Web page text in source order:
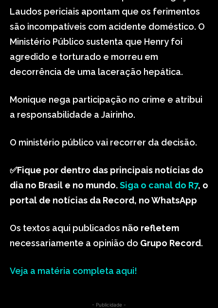
Laudos periciais apontam que os ferimentos
são incompatíveis com acidente doméstico. O
Ministério Público sustenta que Henry foi
agredido e torturado e morreu em
decorrência de uma laceração hepática.
Monique nega participação no crime e atribui
a responsabilidade a Jairinho.
O ministério público vai recorrer da decisão.
✅Fique por dentro das principais notícias do
dia no Brasil e no mundo.Siga o canal do R7, o
portal de notícias da Record, no WhatsApp
Os textos aqui publicados não refletem
necessariamente a opinião do Grupo Record.
Veja a matéria completa aqui!
- Publicidade -